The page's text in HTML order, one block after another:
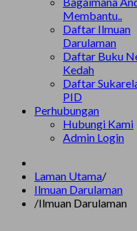
Membantu..
Daftar Ilmuan
Darulaman
Daftar Buku
Kedah
Daftar
PID
Perhubungan
Hubungi Kami
Admin Login
Laman Utama/
Ilmuan Darulaman
/Ilmuan Darulaman